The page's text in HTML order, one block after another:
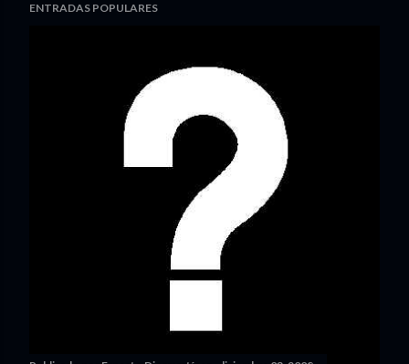
ENTRADAS POPULARES